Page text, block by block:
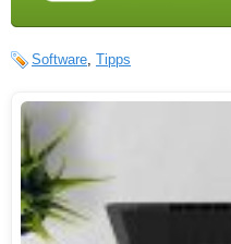
Software Tipps